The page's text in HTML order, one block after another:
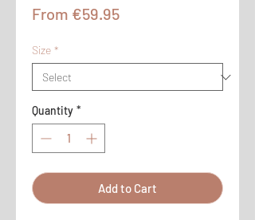
From €59.95Sale
Size *
Quantity *
Add to Cart